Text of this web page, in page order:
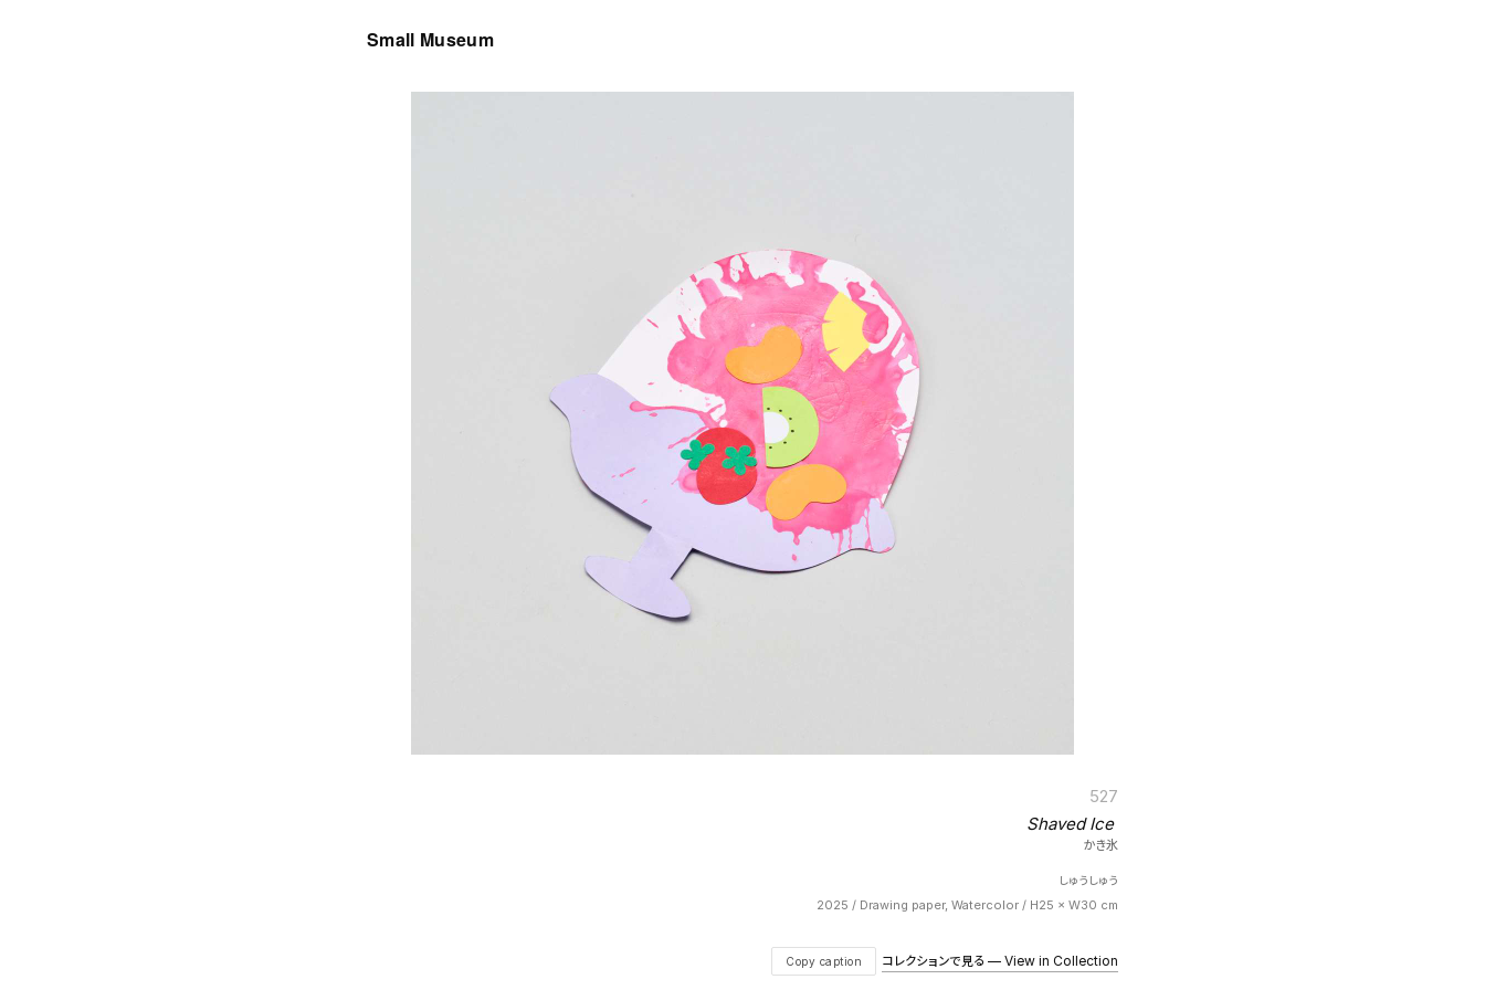
Small Museum
527
Shaved Ice
かき氷
しゅうしゅう
2025 / Drawing paper, Watercolor / H25 × W30 cm
Copy caption コレクションで見る — View in Collection